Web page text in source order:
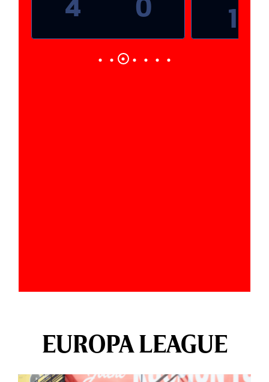
1
EUROPA LEAGUE